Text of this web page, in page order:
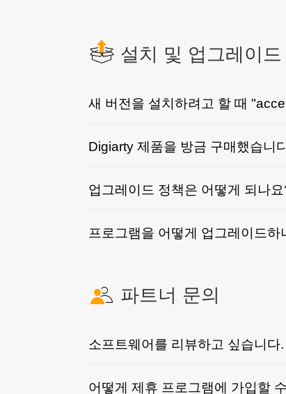
설치 및 업그레이드
새 버전을 설치하려고 할 때
Digiarty 제품을 방금 구매했습니
업그레이드 정책은 어떻게 되나
프로그램을 어떻게 업그레이드하
파트너 문의
소프트웨어를 리뷰하고 싶습니
어떻게 제휴 프로그램에 가입할